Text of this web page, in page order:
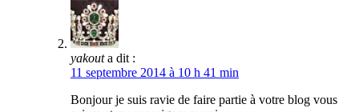
yakout a dit :
11 septembre 2014 à 10 h 41 min
Bonjour je suis ravie de faire partie à votre blog vous